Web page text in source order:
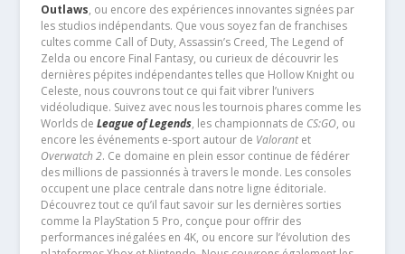
Outlaws, ou encore des expériences innovantes signées par
les studios indépendants. Que vous soyez fan de franchises
cultes comme Call of Duty, Assassin’s Creed, The Legend of
Zelda ou encore Final Fantasy, ou curieux de découvrir les
dernières pépites indépendantes telles que Hollow Knight ou
Celeste, nous couvrons tout ce qui fait vibrer l’univers
vidéoludique. Suivez avec nous les tournois phares comme les
Worlds de League of Legends, les championnats de CS:GO, ou
encore les événements e-sport autour de Valorantet
Overwatch 2. Ce domaine en plein essor continue de fédérer
des millions de passionnés à travers le monde. Les consoles
occupent une place centrale dans notre ligne éditoriale.
Découvrez tout ce qu’il faut savoir sur les dernières sorties
comme la PlayStation 5 Pro, conçue pour offrir des
performances inégalées en 4K, ou encore sur l’évolution des